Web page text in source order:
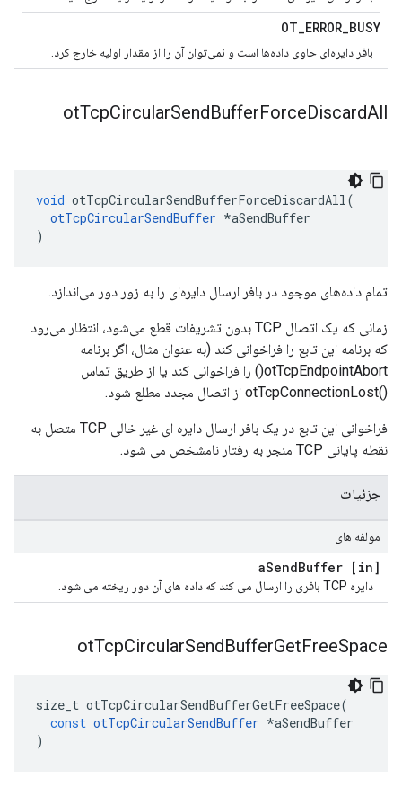
OT_ERROR_BUSY
بافر دایره‌ای حاوی داده‌ها است و نمی‌توان آن را از مقدار اولیه خارج کرد.
otTcpCircularSendBufferForceDiscardAll
void otTcpCircularSendBufferForceDiscardAll(
otTcpCircularSendBuffer *aSendBuffer
)
تمام داده‌های موجود در بافر ارسال دایره‌ای را به زور دور می‌اندازد.
زمانی که یک اتصال TCP بدون تشریفات قطع می‌شود، انتظار می‌رود
که برنامه این تابع را فراخوانی کند (به عنوان مثال، اگر برنامه
otTcpEndpointAbort() را فراخوانی کند یا از طریق تماس
()otTcpConnectionLost از اتصال مجدد مطلع شود.
فراخوانی این تابع در یک بافر ارسال دایره ای غیر خالی TCP متصل به
نقطه پایانی TCP منجر به رفتار نامشخص می شود.
جزئیات
مولفه های
[in] a
SendBuffer
دایره TCP بافری را ارسال می کند که داده های آن دور ریخته می شود.
otTcpCircularSendBufferGetFreeSpace
size_t otTcpCircularSendBufferGetFreeSpace(
const otTcpCircularSendBuffer *aSendBuffer
)